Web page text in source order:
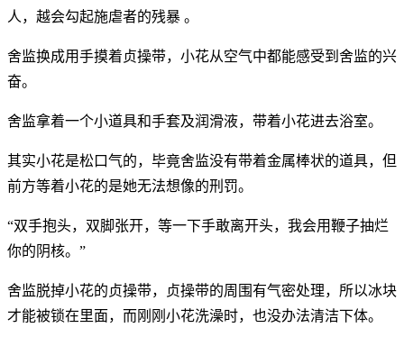
人，越会勾起施虐者的残暴 。
舍监换成用手摸着贞操带，小花从空气中都能感受到舍监的兴
奋。
舍监拿着一个小道具和手套及润滑液，带着小花进去浴室。
其实小花是松口气的，毕竟舍监没有带着金属棒状的道具，但
前方等着小花的是她无法想像的刑罚。
“双手抱头，双脚张开，等一下手敢离开头，我会用鞭子抽烂
你的阴核。”
舍监脱掉小花的贞操带，贞操带的周围有气密处理，所以冰块
才能被锁在里面，而刚刚小花洗澡时，也没办法清洁下体。